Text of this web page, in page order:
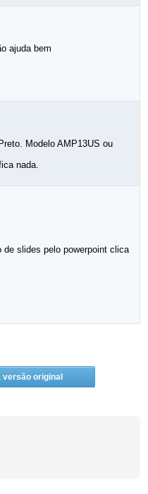
ajuda bem
Modelo AMP13US ou
nada.
slides pelo powerpoint clica
versão original